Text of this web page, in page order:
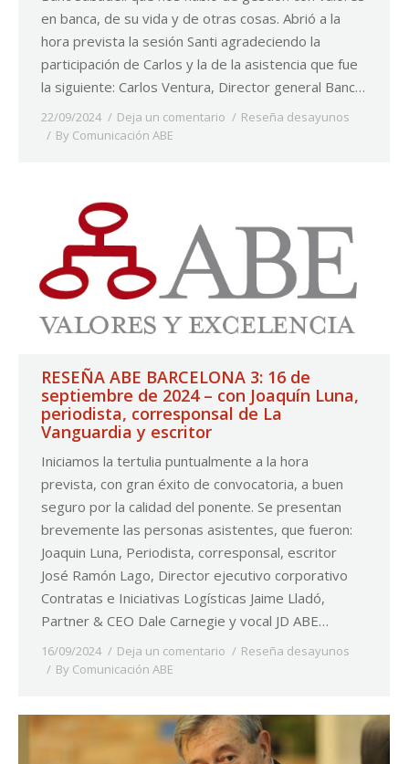
en banca, de su vida y de otras cosas. Abrió a la
hora prevista la sesión Santi agradeciendo la
participación de Carlos y la de la asistencia que fue
la siguiente: Carlos Ventura, Director general Banc…
22/09/2024 Deja un comentario
Reseña desayunos
By Comunicación ABE
RESEÑA ABE BARCELONA 3: 16 de
septiembre de 2024 – con Joaquín Luna,
periodista, corresponsal de La
Vanguardia y escritor
Iniciamos la tertulia puntualmente a la hora
prevista, con gran éxito de convocatoria, a buen
seguro por la calidad del ponente. Se presentan
brevemente las personas asistentes, que fueron:
Joaquin Luna, Periodista, corresponsal, escritor
José Ramón Lago, Director ejecutivo corporativo
Contratas e Iniciativas Logísticas Jaime Lladó,
Partner & CEO Dale Carnegie y vocal JD ABE…
16/09/2024 Deja un comentario
Reseña desayunos
By Comunicación ABE